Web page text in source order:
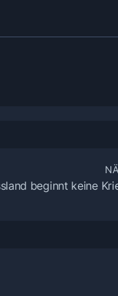
beginnt keine